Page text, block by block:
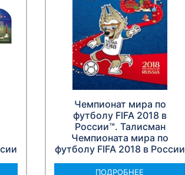
Чемпионат мира по
футболу FIFA 2018 в
России™. Талисман
Чемпионата мира по
футболу FIFA 2018 в России
ПОДРОБНЕЕ